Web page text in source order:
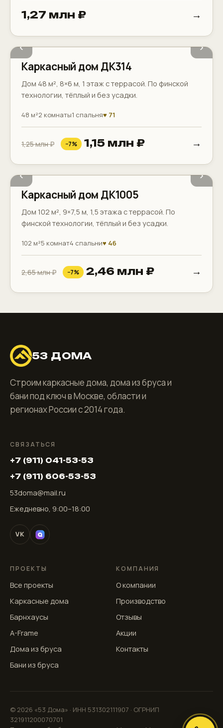
1,27 млн ₽ →
‹ ›
Терраса Котельная
Каркасный дом ДК314
Дом 48 м², 8×6 м, 1 этаж с террасой. По финской
технологии, тёплый и без усадки.
48 м²2 комнаты1 спальня♥ 71
1,25 млн ₽ −7% 1,15 млн ₽ →
‹ ›
2 санузла Терраса Балкон
Каркасный дом ДК1005
Дом 102 м², 9×7,5 м, 1,5 этажа с террасой. По
финской технологии, тёплый и без усадки.
102 м²5 комнат4 спальни♥ 46
2,65 млн ₽ −7% 2,46 млн ₽ →
53 ДОМА
Строим каркасные дома, дома из бруса и
бани под ключ в Москве, области и
регионах России с 2014 года.
СВЯЗАТЬСЯ
+7 (911) 041-53-53
+7 (911) 606-53-53
53doma@mail.ru
Ежедневно, 9:00–18:00
VK
ПРОЕКТЫ
Все проекты
Каркасные дома
Барнхаусы
A-Frame
Дома из бруса
Бани из бруса
КОМПАНИЯ
О компании
Производство
Отзывы
Акции
Контакты
© 2026 «53 Дома» · ИНН 531302111907 · ОГРНИП
321911200070701